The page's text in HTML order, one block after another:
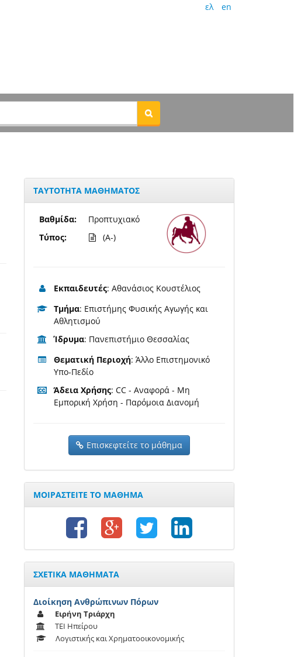
ελ en
ΤΑΥΤΟΤΗΤΑ ΜΑΘΗΜΑΤΟΣ
Βαθμίδα:
Τύπος:
Προπτυχιακό
(A-)
Εκπαιδευτές: Αθανάσιος Κουστέλιος
Τμήμα: Επιστήμης Φυσικής Αγωγής και
Αθλητισμού
Ίδρυμα: Πανεπιστήμιο Θεσσαλίας
Θεματική Περιοχή: Άλλο Επιστημονικό
Υπο-Πεδίο
Άδεια Χρήσης: CC - Αναφορά - Μη
Εμπορική Χρήση - Παρόμοια Διανομή
Επισκεφτείτε το μάθημα
ΜΟΙΡΑΣΤΕΙΤΕ ΤΟ ΜΑΘΗΜΑ
ΣΧΕΤΙΚΑ ΜΑΘΗΜΑΤΑ
Διοίκηση Ανθρώπινων Πόρων
Ειρήνη Τριάρχη
ΤΕΙ Ηπείρου
Λογιστικής και Χρηματοοικονομικής